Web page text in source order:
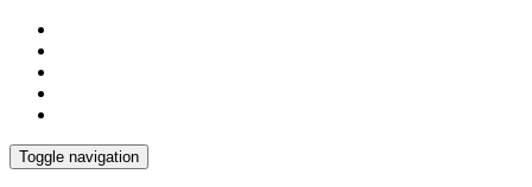
Toggle navigation